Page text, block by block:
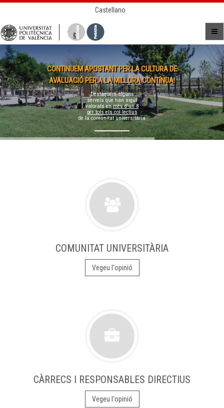
Castellano
CONTINUEM APOSTANT PER LA CULTURA DE
AVALUACIÓ PER A LA MILLORA CONTÍNUA.
Destaquem alguns
serveis que han sigut
valorats enmés d'un 8
per tots els col·lectius
de la comunitat universitària
COMUNITAT UNIVERSITÀRIA
Vegeu l'opinió
CÀRRECS I RESPONSABLES DIRECTIUS
Vegeu l'opinió